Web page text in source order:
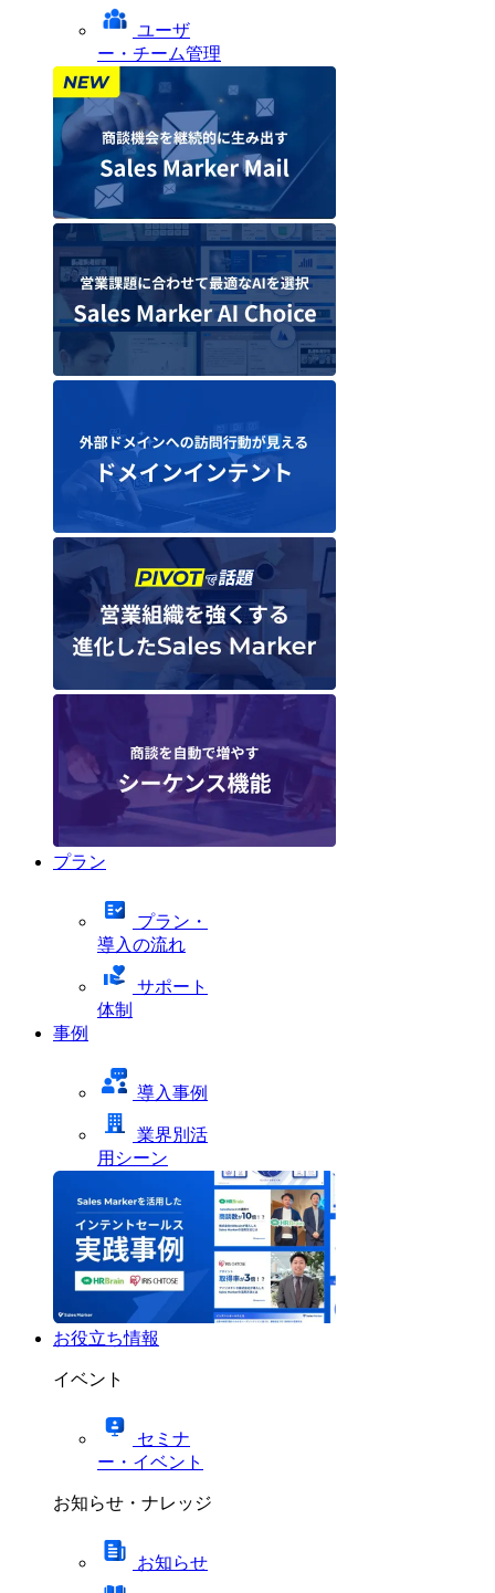
ユーザ
ー・チーム管理
プラン
プラン・
導入の流れ
サポート
体制
事例
導入事例
業界別活
用シーン
お役立ち情報
イベント
セミナ
ー・イベント
お知らせ・ナレッジ
お知らせ